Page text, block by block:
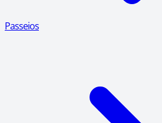
Passeios